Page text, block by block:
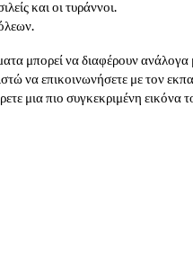
και οι τυράννοι.
μπορεί να διαφέρουν ανάλογα
να επικοινωνήσετε με τον
μια πιο συγκεκριμένη εικόνα